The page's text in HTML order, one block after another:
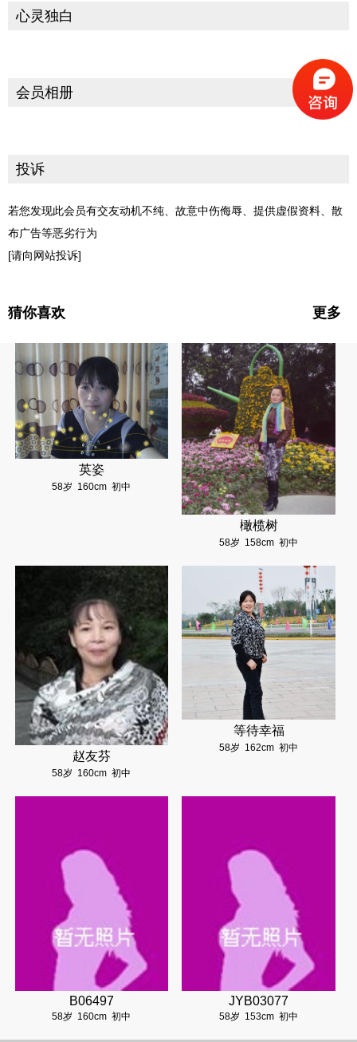
心灵独白
会员相册
投诉
若您发现此会员有交友动机不纯、故意中伤侮辱、提供虚假资料、散
布广告等恶劣行为
[请向网站投诉]
猜你喜欢 更多
英姿
58岁 160cm 初中
橄榄树
58岁 158cm 初中
赵友芬
58岁 160cm 初中
等待幸福
58岁 162cm 初中
B06497
58岁 160cm 初中
JYB03077
58岁 153cm 初中